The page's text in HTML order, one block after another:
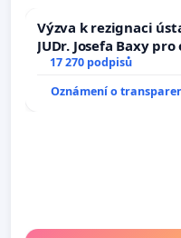
Výzva k rezignaci
JUDr. Josefa Baxy
ve spravedlivý proces
17 270 podpisů
Oznámení o